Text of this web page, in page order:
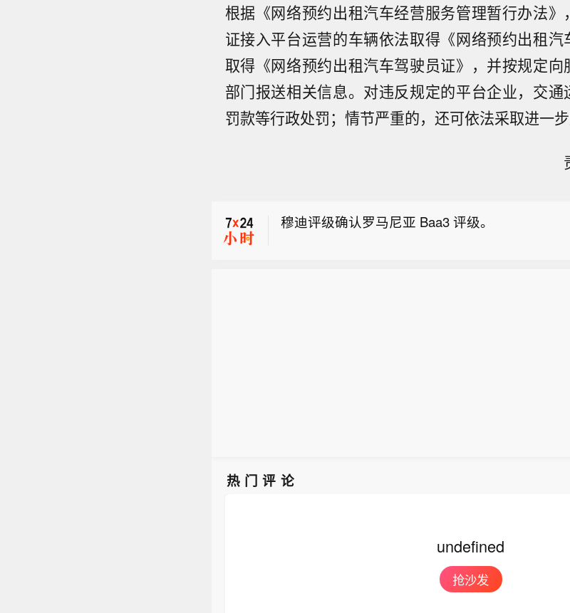
根据《网络预约出租汽车经营服务管理暂行办法
证接入平台运营的车辆依法取得《网络预约出租
取得《网络预约出租汽车驾驶员证》，并按规定
部门报送相关信息。对违反规定的平台企业，交
罚款等行政处罚；情节严重的，还可依法采取进一步
穆迪评级确认罗马尼亚 Baa3 评级。
热门评论
undefined
抢沙发